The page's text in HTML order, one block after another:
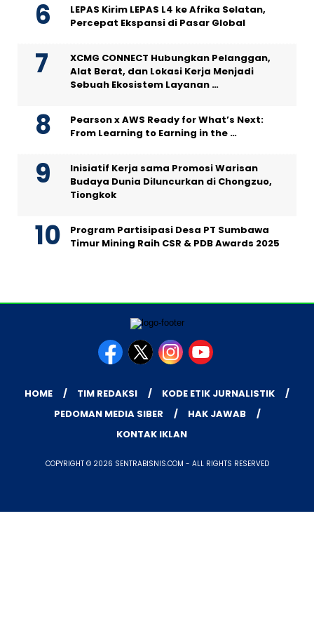
LEPAS Kirim LEPAS L4 ke Afrika Selatan,
Percepat Ekspansi di Pasar Global
XCMG CONNECT Hubungkan Pelanggan,
Alat Berat, dan Lokasi Kerja Menjadi
Sebuah Ekosistem Layanan …
Pearson x AWS Ready for What’s Next:
From Learning to Earning in the …
Inisiatif Kerja sama Promosi Warisan
Budaya Dunia Diluncurkan di Chongzuo,
Tiongkok
Program Partisipasi Desa PT Sumbawa
Timur Mining Raih CSR & PDB Awards 2025
HOME TIM REDAKSI
KODE ETIK JURNALISTIK
PEDOMAN MEDIA SIBER
HAK JAWAB
KONTAK IKLAN
COPYRIGHT © 2026 SENTRABISNIS.COM - ALL RIGHTS RESERVED